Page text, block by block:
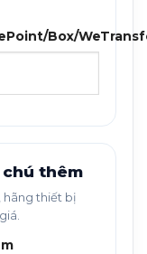
Box/
chú thêm
hãng thiết bị